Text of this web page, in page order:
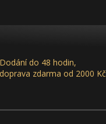
Dodání do 48 hodin,
doprava zdarma od 2000 Kč